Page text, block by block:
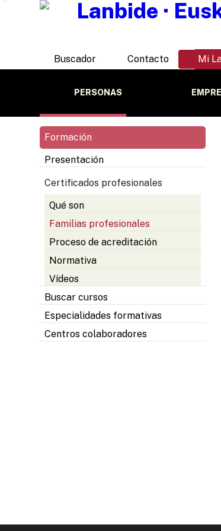
Buscador Contacto Mi
PERSONAS
Formación
Presentación
Certificados profesionales
Qué son
Familias profesionales
Proceso de acreditación
Normativa
Vídeos
Buscar cursos
Especialidades formativas
Centros colaboradores